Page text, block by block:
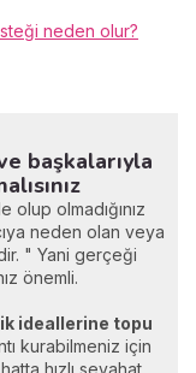
neden olur?
başkalarıyla
olmadığınız
neden olan veya
" Yani gerçeği
önemli.
ideallerine topu
kurabilmeniz için
hızlı seyahat